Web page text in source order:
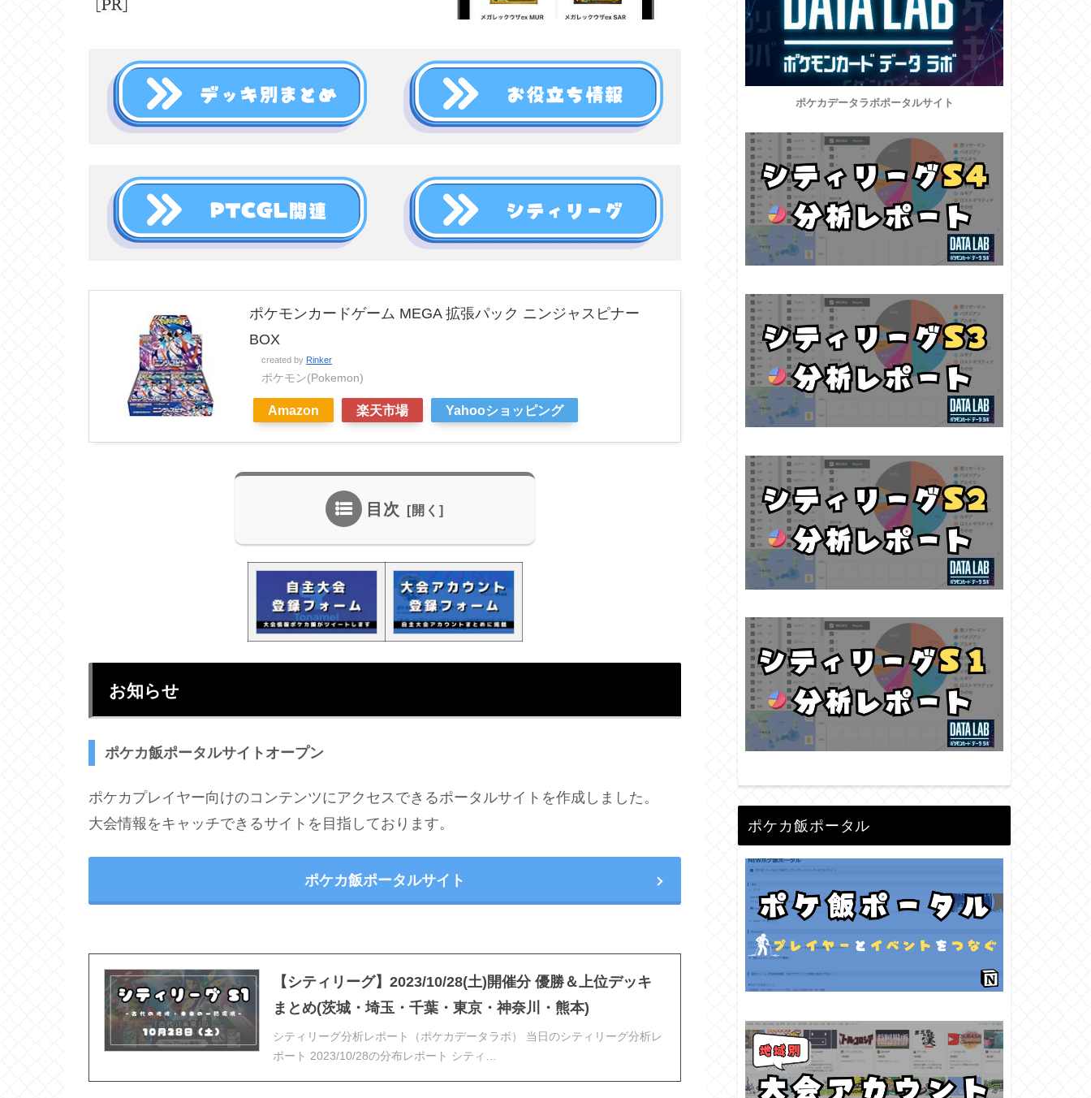
ポケモンカードゲーム MEGA 拡張パック ニンジャスピナー
BOX
created by Rinker
ポケモン(Pokemon)
Amazon 楽天市場 Yahooショッピング
目次
お知らせ
ポケカ飯ポータルサイトオープン
ポケカプレイヤー向けのコンテンツにアクセスできるポータルサイトを作成しました。
大会情報をキャッチできるサイトを目指しております。
ポケカ飯ポータルサイト
【シティリーグ】2023/10/28(土)開催分 優勝＆上位デッキ
まとめ(茨城・埼玉・千葉・東京・神奈川・熊本)
シティリーグ分析レポート（ポケカデータラボ） 当日のシティリーグ分析レ
ポート 2023/10/28の分布レポート シティ…
ポケカデータラボポータルサイト
ポケカ飯ポータル